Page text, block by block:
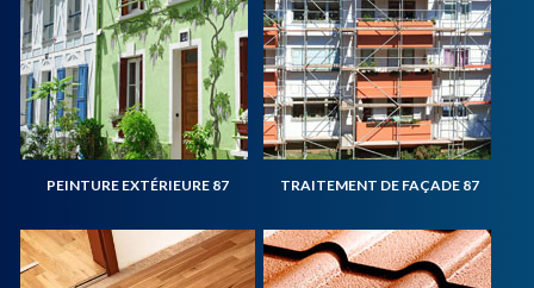
PEINTURE EXTÉRIEURE 87 TRAITEMENT DE FAÇADE 87